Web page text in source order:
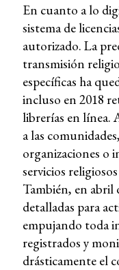
En cuanto a lo
sistema de
autorizado. La
transmisión
específicas ha
incluso en 2018
librerías en línea.
a las
organizaciones o
servicios
También, en abril
detalladas para
empujando toda
registrados y
drásticamente el